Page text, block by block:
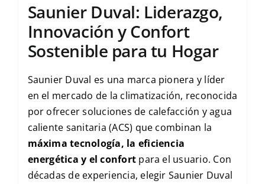
Saunier Duval: Liderazgo,
Innovación y Confort
Sostenible para tu Hogar
Saunier Duval es una marca pionera y líder
en el mercado de la climatización, reconocida
por ofrecer soluciones de calefacción y agua
caliente sanitaria (ACS) que combinan la
máxima tecnología, la eficiencia
energética y el confort para el usuario. Con
décadas de experiencia, elegir Saunier Duval